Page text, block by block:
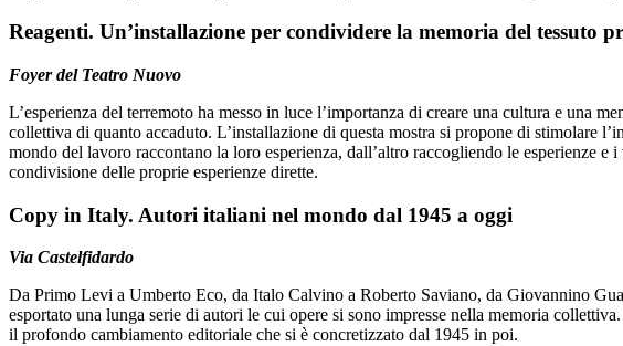
Reagenti. Un’installazione per condividere la memoria del tessuto
Foyer del Teatro Nuovo
L’esperienza del terremoto ha messo in luce l’importanza di creare una cultura e una
collettiva di quanto accaduto. L’installazione di questa mostra si propone di stimolare
mondo del lavoro raccontano la loro esperienza, dall’altro raccogliendo le esperienze
condivisione delle proprie esperienze dirette.
Copy in Italy. Autori italiani nel mondo dal 1945 a oggi
Via Castelfidardo
Da Primo Levi a Umberto Eco, da Italo Calvino a Roberto Saviano, da Giovannino
esportato una lunga serie di autori le cui opere si sono impresse nella memoria
il profondo cambiamento editoriale che si è concretizzato dal 1945 in poi.